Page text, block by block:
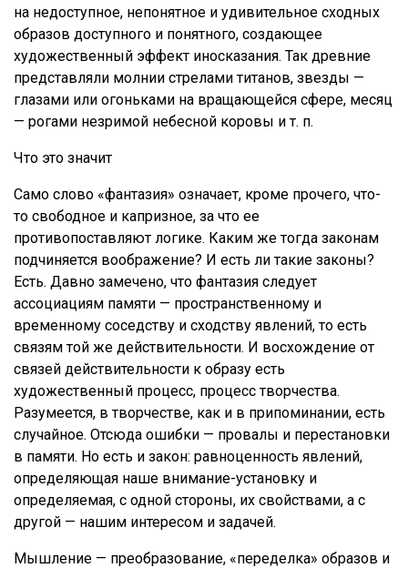
на недоступное, непонятное и удивительное сходных
образов доступного и понятного, создающее
художественный эффект иносказания. Так древние
представляли молнии стрелами титанов, звезды —
глазами или огоньками на вращающейся сфере, месяц
— рогами незримой небесной коровы и т. п.
Что это значит
Само слово «фантазия» означает, кроме прочего, что-
то свободное и капризное, за что ее
противопоставляют логике. Каким же тогда законам
подчиняется воображение? И есть ли такие законы?
Есть. Давно замечено, что фантазия следует
ассоциациям памяти — пространственному и
временному соседству и сходству явлений, то есть
связям той же действительности. И восхождение от
связей действительности к образу есть
художественный процесс, процесс творчества.
Разумеется, в творчестве, как и в припоминании, есть
случайное. Отсюда ошибки — провалы и перестановки
в памяти. Но есть и закон: равноценность явлений,
определяющая наше внимание-установку и
определяемая, с одной стороны, их свойствами, а с
другой — нашим интересом и задачей.
Мышление — преобразование, «переделка» образов и